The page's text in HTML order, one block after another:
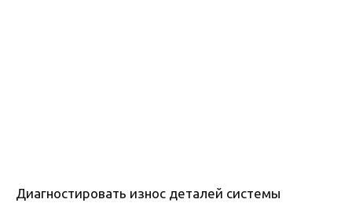
Диагностировать износ деталей системы